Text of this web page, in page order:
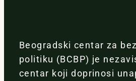
Beogradski centar za
politiku (BCBP) je
centar koji doprinosi